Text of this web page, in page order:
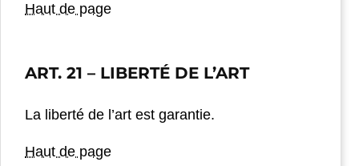
Haut de page
ART. 21 – LIBERTÉ DE L’ART
La liberté de l’art est garantie.
Haut de page